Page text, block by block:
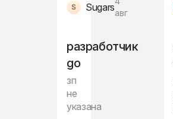
Sugarsавг
разработчик
go
зп
не
указана